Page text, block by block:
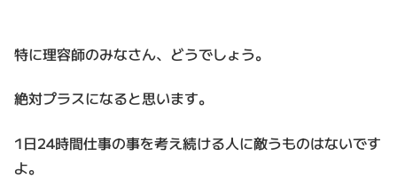
特に理容師のみなさん、どうでしょう。
絶対プラスになると思います。
1日24時間仕事の事を考え続ける人に敵うものはないです
よ。